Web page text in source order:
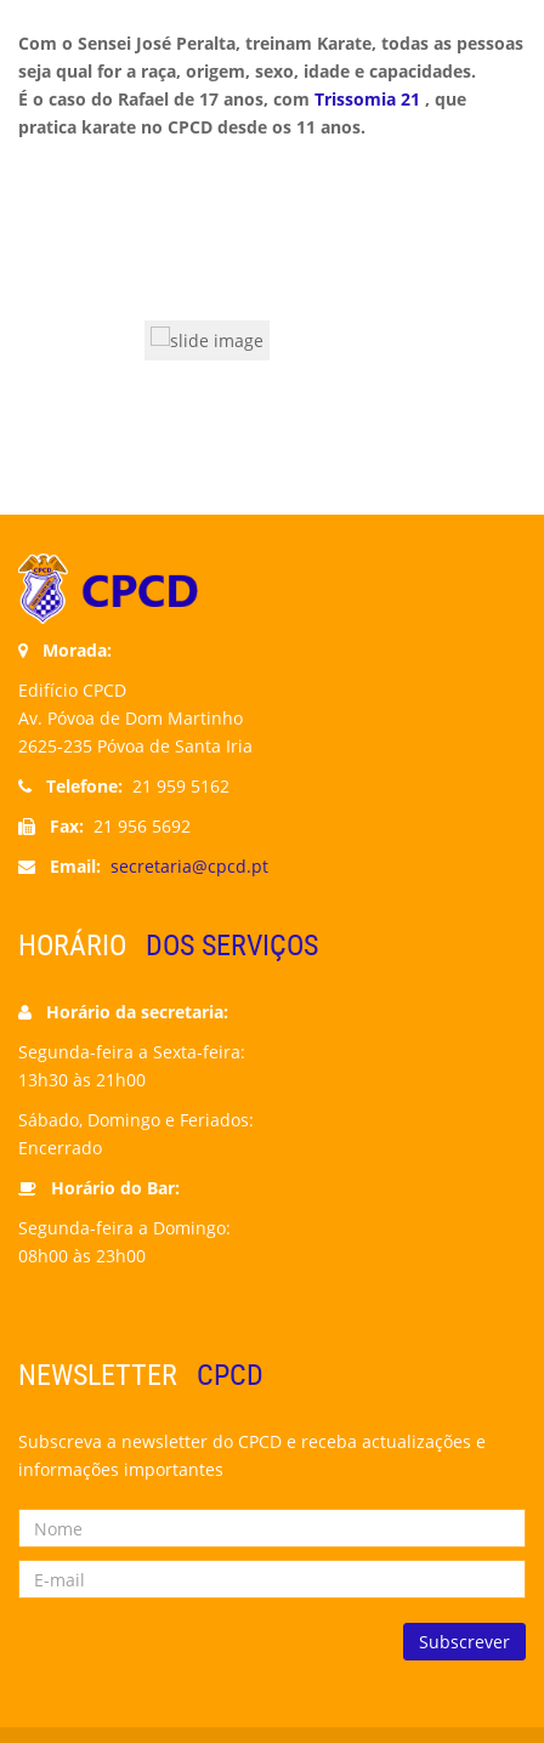
Com o Sensei José Peralta, treinam Karate, todas as pessoas
seja qual for a raça, origem, sexo, idade e capacidades.
É o caso do Rafael de 17 anos, com Trissomia 21 , que
pratica karate no CPCD desde os 11 anos.
Morada:
Edifício CPCD
Av. Póvoa de Dom Martinho
2625-235 Póvoa de Santa Iria
Telefone: 21 959 5162
Fax: 21 956 5692
Email: secretaria@cpcd.pt
HORÁRIO DOS SERVIÇOS
Horário da secretaria:
Segunda-feira a Sexta-feira:
13h30 às 21h00
Sábado, Domingo e Feriados:
Encerrado
Horário do Bar:
Segunda-feira a Domingo:
08h00 às 23h00
NEWSLETTER CPCD
Subscreva a newsletter do CPCD e receba actualizações e
informações importantes